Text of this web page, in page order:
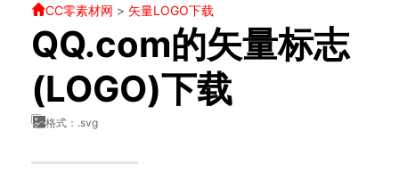
CC零素材网 > 矢量LOGO下载
QQ.com的矢量标志
(LOGO)下载
格式：.svg